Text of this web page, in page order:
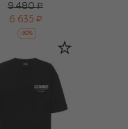
9 480 ₽
6 635 ₽
-30%